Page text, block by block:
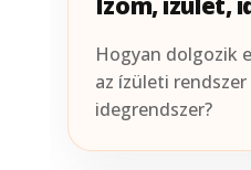
Hogyan dolgozik
az ízületi rendszer
idegrendszer?